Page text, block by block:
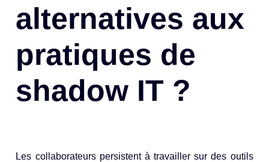
alternatives aux
pratiques de
shadow IT ?
Les collaborateurs persistent à travailler sur des outils